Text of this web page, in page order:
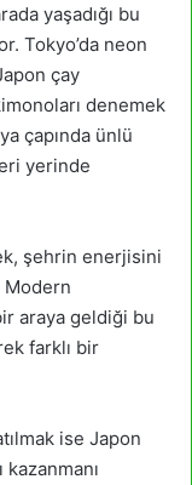
yaşadığı bu
Tokyo’da neon
çay
denemek
çapında ünlü
yerinde
şehrin enerjisini
Modern
araya geldiği bu
farklı bir
ise Japon